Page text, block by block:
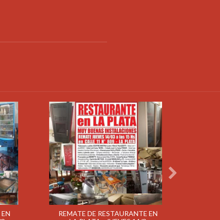
REMATE DE RESTAURANTE EN